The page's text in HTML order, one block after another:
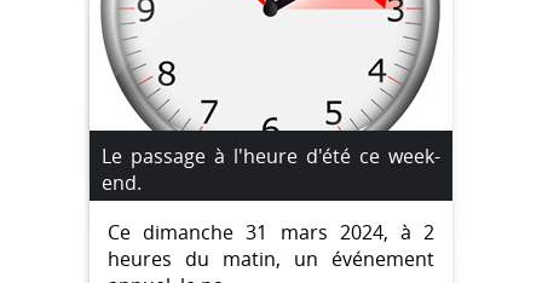
Le passage à l'heure d'été ce week-
end.
Ce dimanche 31 mars 2024, à 2
heures du matin, un événement